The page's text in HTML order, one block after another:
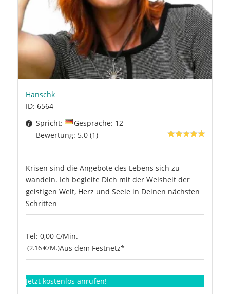
Hanschk
ID: 6564
Spricht:
Gespräche: 12
Bewertung: 5.0 (1)
Krisen sind die Angebote des Lebens sich zu
wandeln. Ich begleite Dich mit der Weisheit der
geistigen Welt, Herz und Seele in Deinen nächsten
Schritten
Tel: 0,00 €/Min.
(2.16 €/M.)Aus dem Festnetz*
Jetzt kostenlos anrufen!